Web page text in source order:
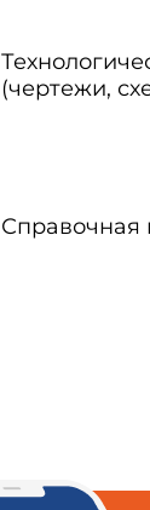
(чертежи,